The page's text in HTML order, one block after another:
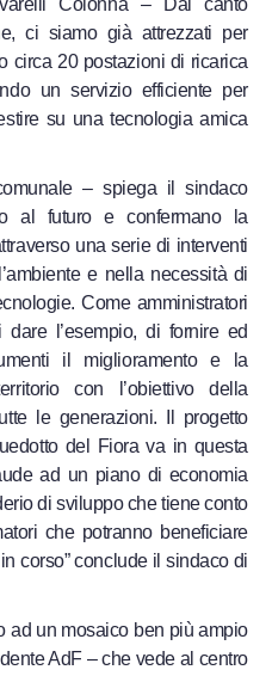
Colonna – Dal canto
ci siamo già attrezzati per
circa 20 postazioni di ricarica
un servizio efficiente per
su una tecnologia amica
– spiega il sindaco
al futuro e confermano la
una serie di interventi
e nella necessità di
Come amministratori
l’esempio, di fornire ed
il miglioramento e la
con l’obiettivo della
le generazioni. Il progetto
del Fiora va in questa
ad un piano di economia
di sviluppo che tiene conto
che potranno beneficiare
corso” conclude il sindaco di
ad un mosaico ben più ampio
AdF – che vede al centro